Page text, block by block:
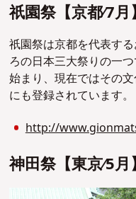
祇園祭【京都∕7⽉】
祇園祭は京都を代表す
ろの日本三大祭りの一
始まり、現在ではその
にも登録されています。
http://
神⽥祭【東京∕5⽉】